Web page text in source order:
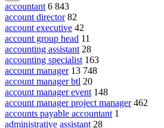
accountant 6 843
account director 82
account executive 42
account group head 11
accounting assistant 28
accounting specialist 163
account manager 13 748
account manager btl 20
account manager event 148
account manager project manager 462
accounts payable accountant 1
administrative assistant 28